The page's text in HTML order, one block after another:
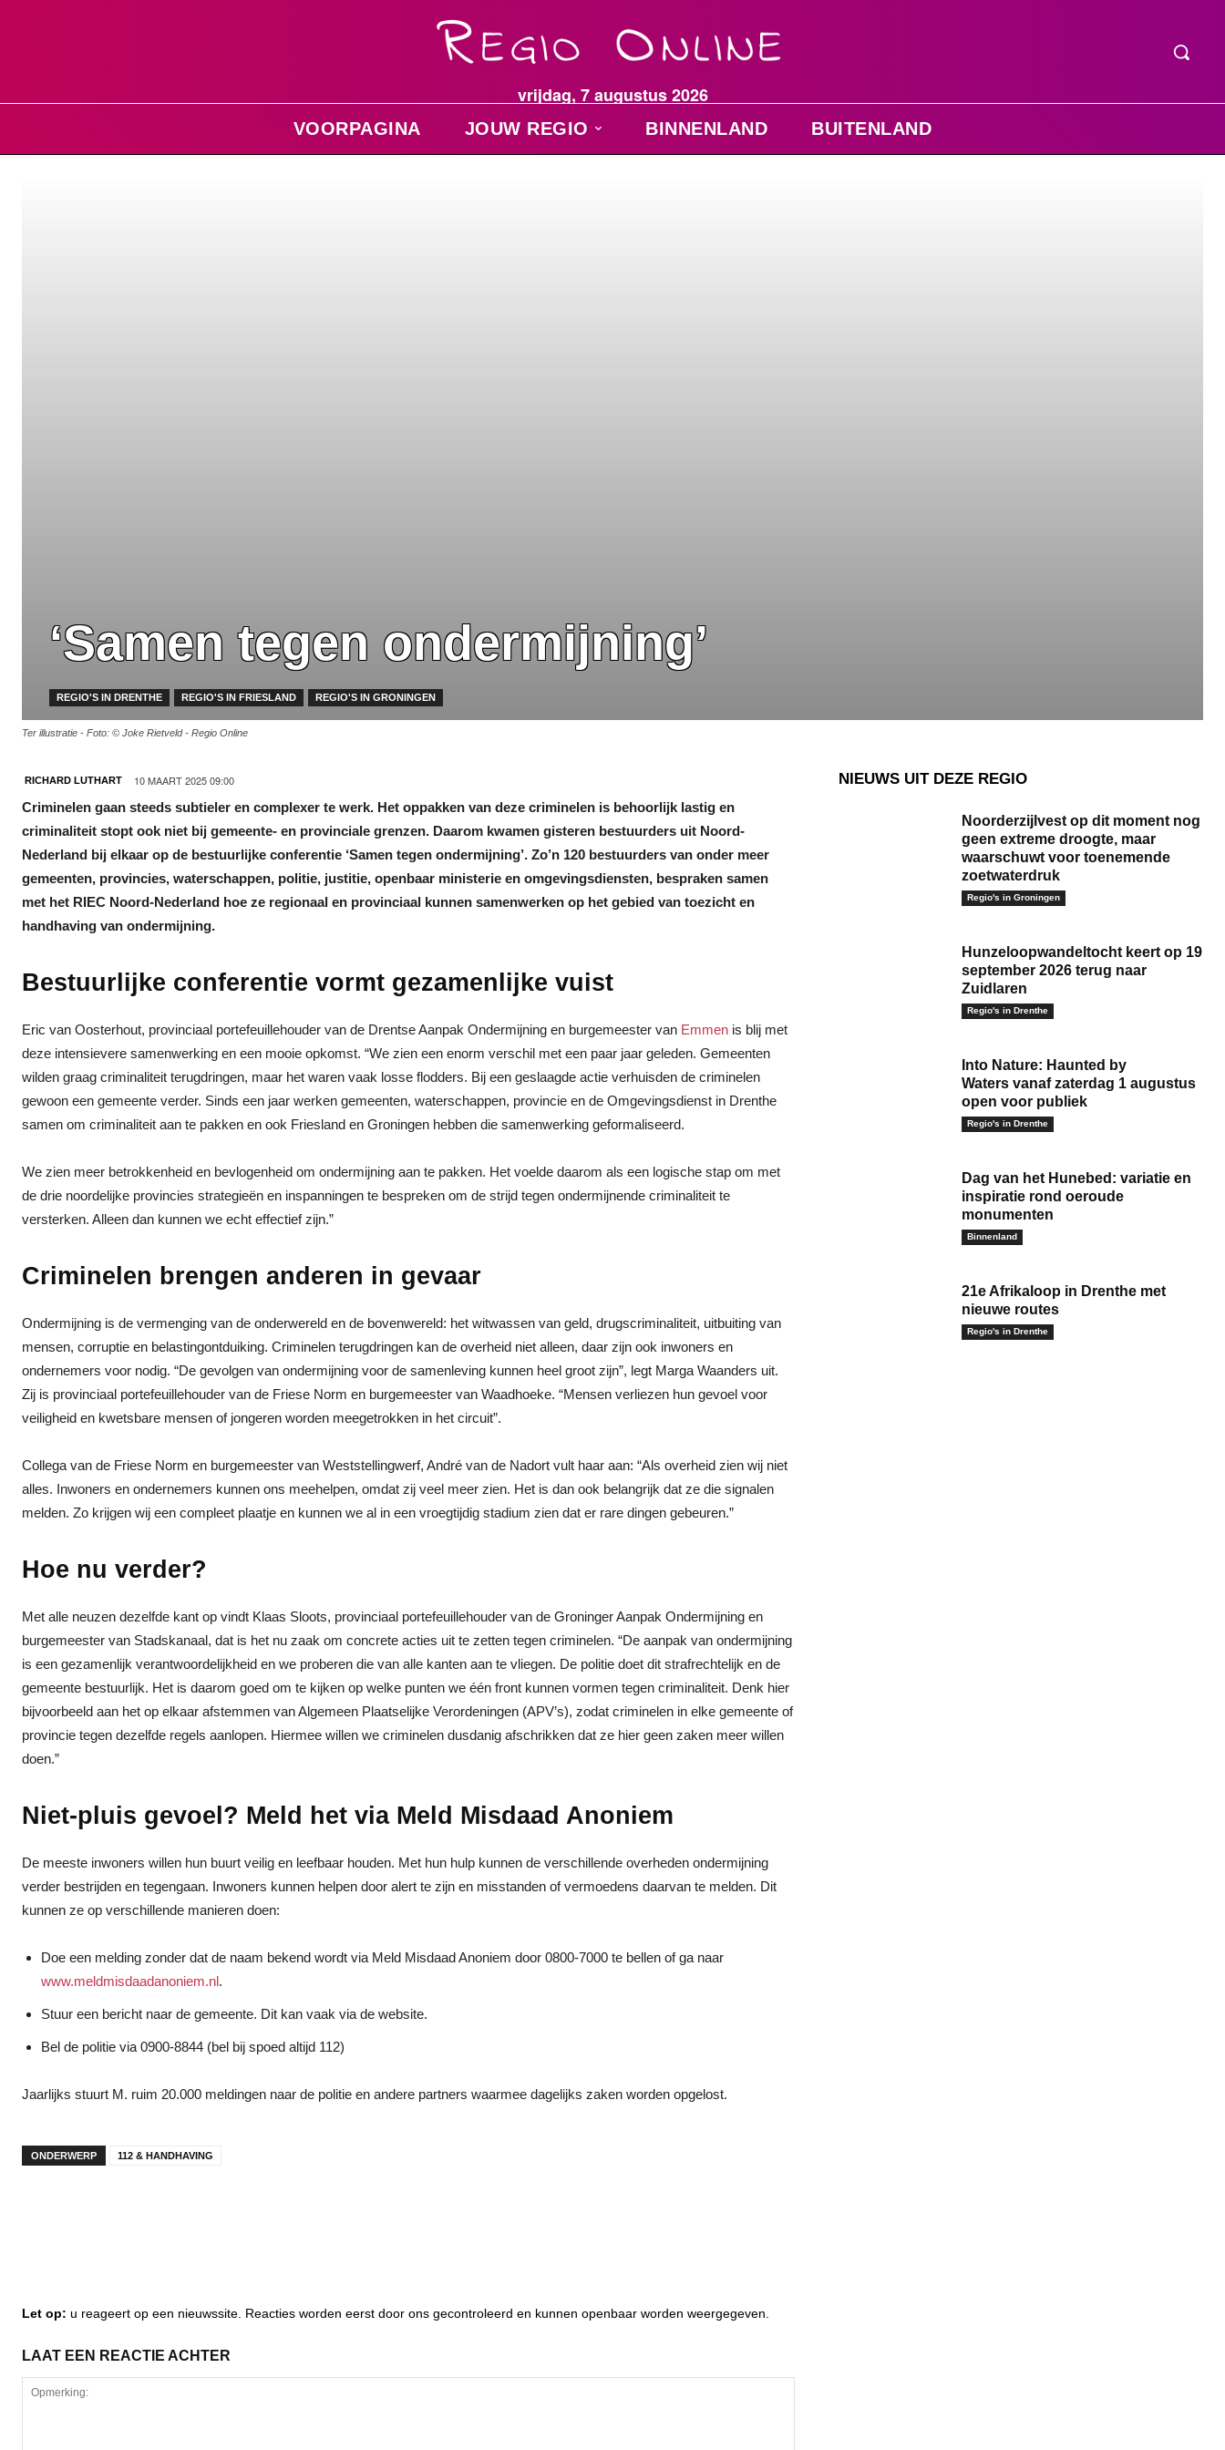
vrijdag, 7 augustus 2026
VOORPAGINA JOUW REGIO BINNENLAND BUITENLAND
‘Samen tegen ondermijning’
REGIO'S IN DRENTHE REGIO'S IN FRIESLAND REGIO'S IN GRONINGEN
Ter illustratie - Foto: © Joke Rietveld - Regio Online
RICHARD LUTHART 10 MAART 2025 09:00
Criminelen gaan steeds subtieler en complexer te werk. Het oppakken van deze criminelen is behoorlijk lastig en
criminaliteit stopt ook niet bij gemeente- en provinciale grenzen. Daarom kwamen gisteren bestuurders uit Noord-
Nederland bij elkaar op de bestuurlijke conferentie ‘Samen tegen ondermijning’. Zo’n 120 bestuurders van onder meer
gemeenten, provincies, waterschappen, politie, justitie, openbaar ministerie en omgevingsdiensten, bespraken samen
met het RIEC Noord-Nederland hoe ze regionaal en provinciaal kunnen samenwerken op het gebied van toezicht en
handhaving van ondermijning.
Bestuurlijke conferentie vormt gezamenlijke vuist
Eric van Oosterhout, provinciaal portefeuillehouder van de Drentse Aanpak Ondermijning en burgemeester van Emmen is blij met
deze intensievere samenwerking en een mooie opkomst. “We zien een enorm verschil met een paar jaar geleden. Gemeenten
wilden graag criminaliteit terugdringen, maar het waren vaak losse flodders. Bij een geslaagde actie verhuisden de criminelen
gewoon een gemeente verder. Sinds een jaar werken gemeenten, waterschappen, provincie en de Omgevingsdienst in Drenthe
samen om criminaliteit aan te pakken en ook Friesland en Groningen hebben die samenwerking geformaliseerd.
We zien meer betrokkenheid en bevlogenheid om ondermijning aan te pakken. Het voelde daarom als een logische stap om met
de drie noordelijke provincies strategieën en inspanningen te bespreken om de strijd tegen ondermijnende criminaliteit te
versterken. Alleen dan kunnen we echt effectief zijn.”
Criminelen brengen anderen in gevaar
Ondermijning is de vermenging van de onderwereld en de bovenwereld: het witwassen van geld, drugscriminaliteit, uitbuiting van
mensen, corruptie en belastingontduiking. Criminelen terugdringen kan de overheid niet alleen, daar zijn ook inwoners en
ondernemers voor nodig. “De gevolgen van ondermijning voor de samenleving kunnen heel groot zijn”, legt Marga Waanders uit.
Zij is provinciaal portefeuillehouder van de Friese Norm en burgemeester van Waadhoeke. “Mensen verliezen hun gevoel voor
veiligheid en kwetsbare mensen of jongeren worden meegetrokken in het circuit”.
Collega van de Friese Norm en burgemeester van Weststellingwerf, André van de Nadort vult haar aan: “Als overheid zien wij niet
alles. Inwoners en ondernemers kunnen ons meehelpen, omdat zij veel meer zien. Het is dan ook belangrijk dat ze die signalen
melden. Zo krijgen wij een compleet plaatje en kunnen we al in een vroegtijdig stadium zien dat er rare dingen gebeuren.”
Hoe nu verder?
Met alle neuzen dezelfde kant op vindt Klaas Sloots, provinciaal portefeuillehouder van de Groninger Aanpak Ondermijning en
burgemeester van Stadskanaal, dat is het nu zaak om concrete acties uit te zetten tegen criminelen. “De aanpak van ondermijning
is een gezamenlijk verantwoordelijkheid en we proberen die van alle kanten aan te vliegen. De politie doet dit strafrechtelijk en de
gemeente bestuurlijk. Het is daarom goed om te kijken op welke punten we één front kunnen vormen tegen criminaliteit. Denk hier
bijvoorbeeld aan het op elkaar afstemmen van Algemeen Plaatselijke Verordeningen (APV’s), zodat criminelen in elke gemeente of
provincie tegen dezelfde regels aanlopen. Hiermee willen we criminelen dusdanig afschrikken dat ze hier geen zaken meer willen
doen.”
Niet-pluis gevoel? Meld het via Meld Misdaad Anoniem
De meeste inwoners willen hun buurt veilig en leefbaar houden. Met hun hulp kunnen de verschillende overheden ondermijning
verder bestrijden en tegengaan. Inwoners kunnen helpen door alert te zijn en misstanden of vermoedens daarvan te melden. Dit
kunnen ze op verschillende manieren doen:
Doe een melding zonder dat de naam bekend wordt via Meld Misdaad Anoniem door 0800-7000 te bellen of ga naar
www.meldmisdaadanoniem.nl.
Stuur een bericht naar de gemeente. Dit kan vaak via de website.
Bel de politie via 0900-8844 (bel bij spoed altijd 112)
Jaarlijks stuurt M. ruim 20.000 meldingen naar de politie en andere partners waarmee dagelijks zaken worden opgelost.
ONDERWERP 112 & HANDHAVING
Let op: u reageert op een nieuwssite. Reacties worden eerst door ons gecontroleerd en kunnen openbaar worden weergegeven.
LAAT EEN REACTIE ACHTER
NIEUWS UIT DEZE REGIO
Noorderzijlvest op dit moment nog
geen extreme droogte, maar
waarschuwt voor toenemende
zoetwaterdruk
Regio's in Groningen
Hunzeloopwandeltocht keert op 19
september 2026 terug naar
Zuidlaren
Regio's in Drenthe
Into Nature: Haunted by
Waters vanaf zaterdag 1 augustus
open voor publiek
Regio's in Drenthe
Dag van het Hunebed: variatie en
inspiratie rond oeroude
monumenten
Binnenland
21e Afrikaloop in Drenthe met
nieuwe routes
Regio's in Drenthe